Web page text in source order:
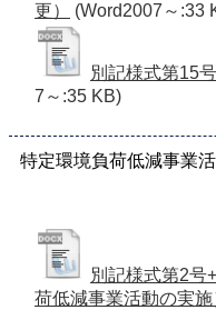
更）
(Word2007～:33
別記様式第15
7～:35 KB)
特定環境負荷低減事業
別記様式第2号
荷低減事業活動の実施